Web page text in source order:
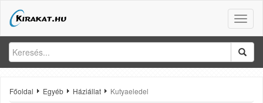
Toggle
Főoldal Egyéb Háziállat Kutyaeledel